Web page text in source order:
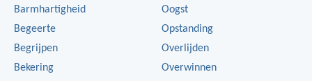
Barmhartigheid
Begeerte
Begrijpen
Bekering
Oogst
Opstanding
Overlijden
Overwinnen